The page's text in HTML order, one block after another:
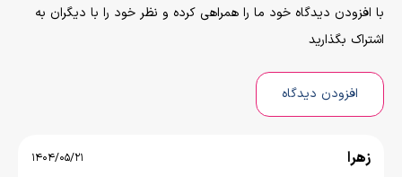
با افزودن دیدگاه خود ما را همراهی کرده و نظر خود را با دیگران به
اشتراک بگذارید
افزودن دیدگاه
زهرا 1404/05/21